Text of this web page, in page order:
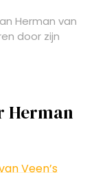
Herman van
door zijn
Herman
Veen’s